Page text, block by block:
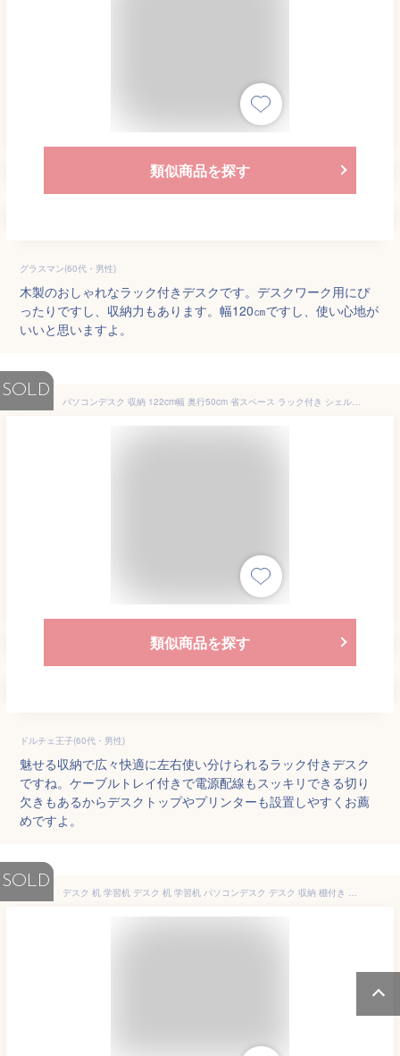
類似商品を探す
グラスマン(60代・男性)
木製のおしゃれなラック付きデスクです。デスクワーク用にぴ
ったりですし、収納力もあります。幅120㎝ですし、使い心地が
いいと思いますよ。
SOLD
パソコンデスク 収納 122cm幅 奥行50cm 省スペース ラック付き シェルフデスク サイドデスク付きデスク 棚付きデスク 学習机 勉強机 書斎机 作業机 ワークデスク ダブルシェルフ 120cm幅
類似商品を探す
ドルチェ王子(60代・男性)
魅せる収納で広々快適に左右使い分けられるラック付きデスク
ですね。ケーブルトレイ付きで電源配線もスッキリできる切り
欠きもあるからデスクトップやプリンターも設置しやすくお薦
めですよ。
SOLD
デスク 机 学習机 デスク 机 学習机 パソコンデスク デスク 収納 棚付き ラック シンプル ワークデスク 木製 パソコン机 desk PCデスク 机 学習デスク 勉強机 パソコン台 おしゃれ棚付きデスク 幅120cm FS-032N